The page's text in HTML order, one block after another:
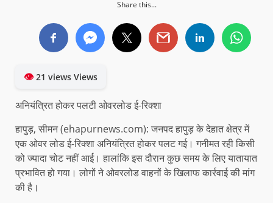
Share this...
👁21 views Views
अनियंत्रित होकर पलटी ओवरलोड ई-रिक्शा
हापुड़, सीमन (ehapurnews.com): जनपद हापुड़ के देहात क्षेत्र में
एक ओवर लोड ई-रिक्शा अनियंत्रित होकर पलट गई। गनीमत रही किसी
को ज्यादा चोट नहीं आई। हालांकि इस दौरान कुछ समय के लिए यातायात
प्रभावित हो गया। लोगों ने ओवरलोड वाहनों के खिलाफ कार्रवाई की मांग
की है।